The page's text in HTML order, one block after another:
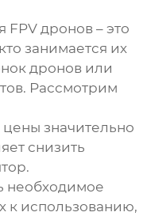
FPV дронов– это
занимается их
дронов или
Рассмотрим
значительно
снизить
.
необходимое
к использованию,